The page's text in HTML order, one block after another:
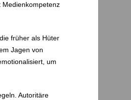
Medienkompetenz
früher als Hüter
Jagen von
um
Autoritäre